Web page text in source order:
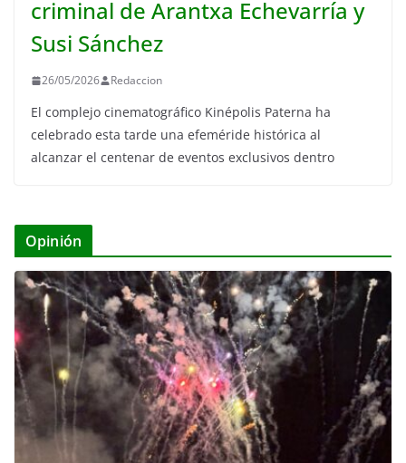
criminal de Arantxa Echevarría y
Susi Sánchez
26/05/2026 Redaccion
El complejo cinematográfico Kinépolis Paterna ha
celebrado esta tarde una efeméride histórica al
alcanzar el centenar de eventos exclusivos dentro
Opinión